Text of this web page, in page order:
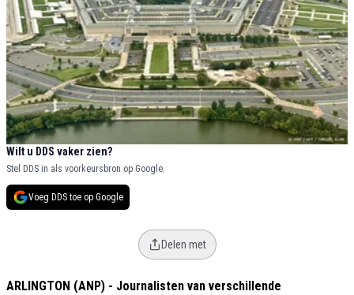
Wilt u DDS vaker zien?
Stel DDS in als voorkeursbron op Google.
Voeg DDS toe op Google
Delen met
ARLINGTON (ANP) - Journalisten van verschillende